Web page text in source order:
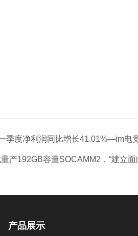
季度净利润同比增长41.01%—im电
产192GB容量SOCAMM2，“建立
产品展示